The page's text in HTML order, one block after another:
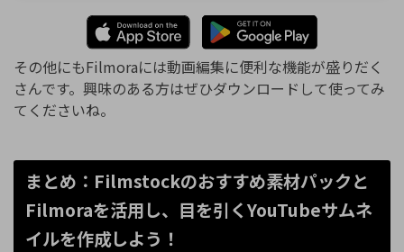
その他にもFilmoraには動画編集に便利な機能が盛りだく
さんです。興味のある方はぜひダウンロードして使ってみ
てくださいね。
まとめ：Filmstockのおすすめ素材パックと
Filmoraを活用し、目を引くYouTubeサムネ
イルを作成しよう！